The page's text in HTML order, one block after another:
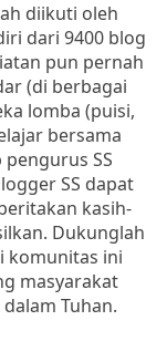
diikuti oleh
dari 9400 blog
pun pernah
(di berbagai
lomba (puisi,
bersama
SS
SS dapat
kasih-
Dukunglah
komunitas ini
masyarakat
Tuhan.